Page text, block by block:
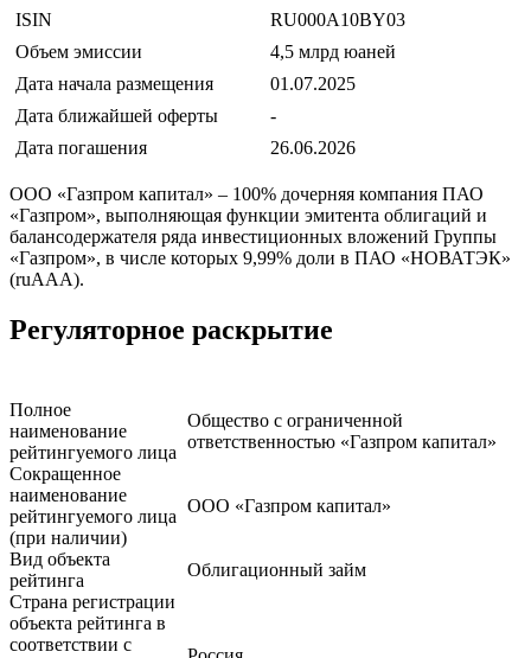
ISIN
RU000A10BY03
Объем эмиссии
4,5 млрд юаней
Дата начала размещения
01.07.2025
Дата ближайшей оферты
-
Дата погашения
26.06.2026
ООО «Газпром капитал» – 100% дочерняя компания ПАО
«Газпром», выполняющая функции эмитента облигаций и
балансодержателя ряда инвестиционных вложений Группы
«Газпром», в числе которых 9,99% доли в ПАО «НОВАТЭК»
(ruAAA).
Регуляторное раскрытие
Полное
наименование
рейтингуемого лица
Общество с ограниченной
ответственностью «Газпром капитал»
Сокращенное
наименование
рейтингуемого лица
(при наличии)
ООО «Газпром капитал»
Вид объекта
рейтинга
Облигационный займ
Страна регистрации
объекта рейтинга в
соответствии с